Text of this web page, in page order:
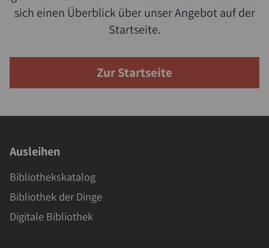
sich einen Überblick über unser Angebot auf der
Startseite.
Zur Startseite
Ausleihen
Bibliothekskatalog
Bibliothek der Dinge
Digitale Bibliothek